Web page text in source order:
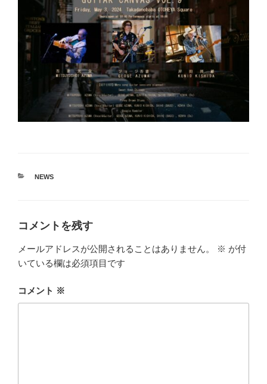
カ
ー
NEWS
コメントを残す
メールアドレスが公開されることはありません。 ※ が付
いている欄は必須項目です
コメント ※